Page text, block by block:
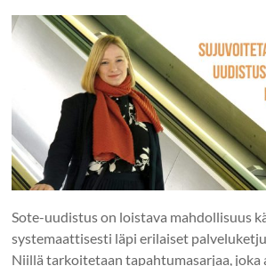
Sote-uudistus on loistava mahdollisuus
systemaattisesti läpi erilaiset
Niillä tarkoitetaan tapahtumasarjaa, joka